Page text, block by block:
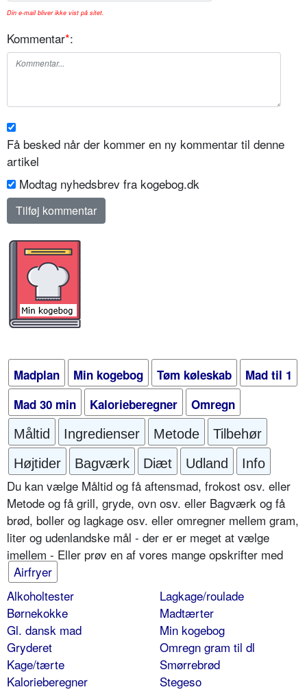
Din e-mail bliver ikke vist på sitet.
Kommentar*:
Få besked når der kommer en ny kommentar til denne
artikel
Modtag nyhedsbrev fra kogebog.dk
Madplan Min kogebog Tøm køleskab
Mad til 1
Mad 30 min
Kalorieberegner Omregn
Måltid Ingredienser Metode
Tilbehør
Højtider
Bagværk Diæt Udland Info
Du kan vælge Måltid og få aftensmad, frokost osv. eller
Metode og få grill, gryde, ovn osv. eller Bagværk og få
brød, boller og lagkage osv. eller omregner mellem gram,
liter og udenlandske mål - der er er meget at vælge
imellem - Eller prøv en af vores mange opskrifter med
Airfryer
Alkoholtester
Børnekokke
Gl. dansk mad
Gryderet
Kage/tærte
Kalorieberegner
Lagkage/roulade
Madtærter
Min kogebog
Omregn gram til dl
Smørrebrød
Stegeso